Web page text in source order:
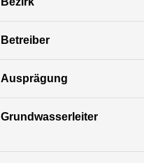
Betreiber
Ausprägung
Grundwasserleiter